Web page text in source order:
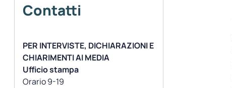
Contatti
PER INTERVISTE, DICHIARAZIONI E
CHIARIMENTI AI MEDIA
Ufficio stampa
Orario 9-19